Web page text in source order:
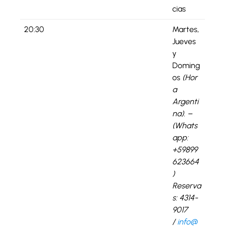
cias
20:30
Martes,
Jueves
y
Doming
os (Hor
a
Argenti
na). –
(Whats
app:
+59899
623664
)
Reserva
s: 4314-
9017
/info@